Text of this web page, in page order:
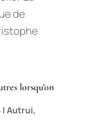
de
lorsqu’on
| Autrui,